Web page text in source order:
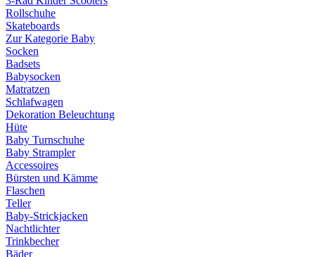
Rollschuhe
Skateboards
Zur Kategorie Baby
Socken
Badsets
Babysocken
Matratzen
Schlafwagen
Dekoration Beleuchtung
Hüte
Baby Turnschuhe
Baby Strampler
Accessoires
Bürsten und Kämme
Flaschen
Teller
Baby-Strickjacken
Nachtlichter
Trinkbecher
Bäder